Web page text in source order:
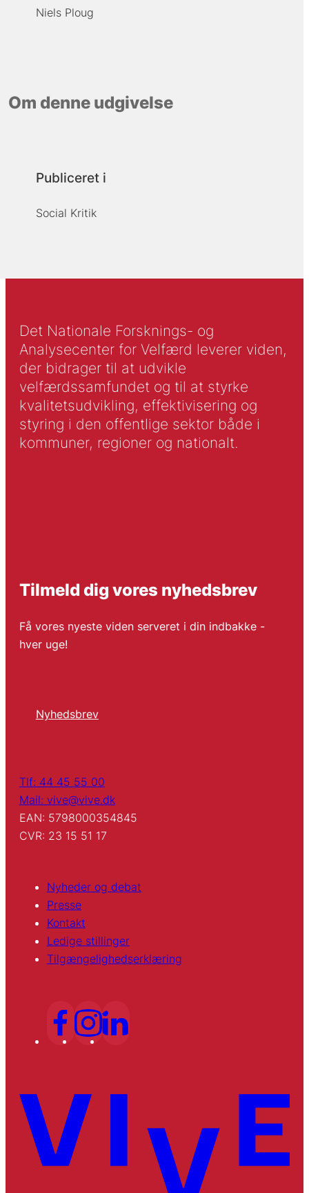
Niels Ploug
Om denne udgivelse
Publiceret i
Social Kritik
Det Nationale Forsknings- og
Analysecenter for Velfærd leverer viden,
der bidrager til at udvikle
velfærdssamfundet og til at styrke
kvalitetsudvikling, effektivisering og
styring i den offentlige sektor både i
kommuner, regioner og nationalt.
Tilmeld dig vores nyhedsbrev
Få vores nyeste viden serveret i din indbakke -
hver uge!
Nyhedsbrev
Tlf: 44 45 55 00
Mail: vive@vive.dk
EAN: 5798000354845
CVR: 23 15 51 17
Nyheder og debat
Presse
Kontakt
Ledige stillinger
Tilgængelighedserklæring